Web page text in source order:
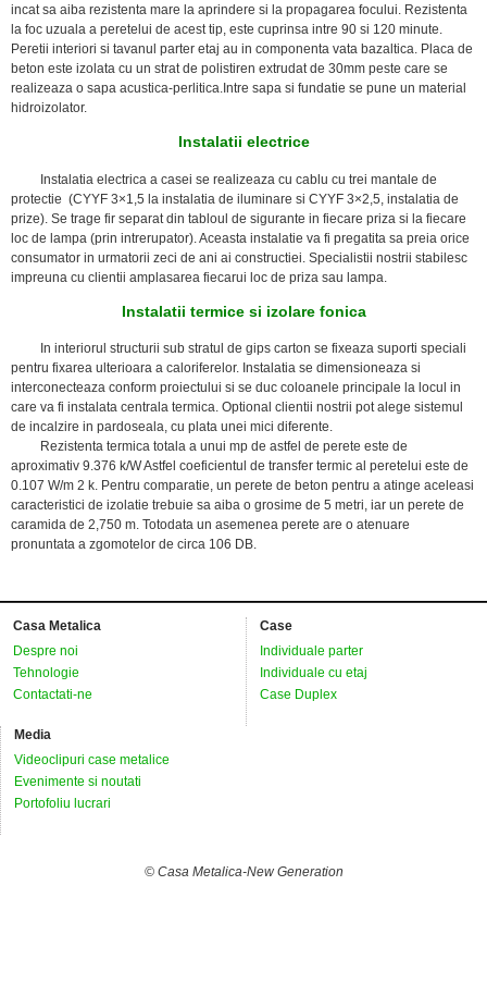
incat sa aiba rezistenta mare la aprindere si la propagarea focului. Rezistenta
la foc uzuala a peretelui de acest tip, este cuprinsa intre 90 si 120 minute.
Peretii interiori si tavanul parter etaj au in componenta vata bazaltica. Placa de
beton este izolata cu un strat de polistiren extrudat de 30mm peste care se
realizeaza o sapa acustica-perlitica.Intre sapa si fundatie se pune un material
hidroizolator.
Instalatii electrice
Instalatia electrica a casei se realizeaza cu cablu cu trei mantale de
protectie (CYYF 3×1,5 la instalatia de iluminare si CYYF 3×2,5, instalatia de
prize). Se trage fir separat din tabloul de sigurante in fiecare priza si la fiecare
loc de lampa (prin intrerupator). Aceasta instalatie va fi pregatita sa preia orice
consumator in urmatorii zeci de ani ai constructiei. Specialistii nostrii stabilesc
impreuna cu clientii amplasarea fiecarui loc de priza sau lampa.
Instalatii termice si izolare fonica
In interiorul structurii sub stratul de gips carton se fixeaza suporti speciali
pentru fixarea ulterioara a caloriferelor. Instalatia se dimensioneaza si
interconecteaza conform proiectului si se duc coloanele principale la locul in
care va fi instalata centrala termica. Optional clientii nostrii pot alege sistemul
de incalzire in pardoseala, cu plata unei mici diferente.
Rezistenta termica totala a unui mp de astfel de perete este de
aproximativ 9.376 k/W Astfel coeficientul de transfer termic al peretelui este de
0.107 W/m 2 k. Pentru comparatie, un perete de beton pentru a atinge aceleasi
caracteristici de izolatie trebuie sa aiba o grosime de 5 metri, iar un perete de
caramida de 2,750 m. Totodata un asemenea perete are o atenuare
pronuntata a zgomotelor de circa 106 DB.
Casa Metalica
Despre noi
Tehnologie
Contactati-ne
Case
Individuale parter
Individuale cu etaj
Case Duplex
Media
Videoclipuri case metalice
Evenimente si noutati
Portofoliu lucrari
© Casa Metalica-New Generation